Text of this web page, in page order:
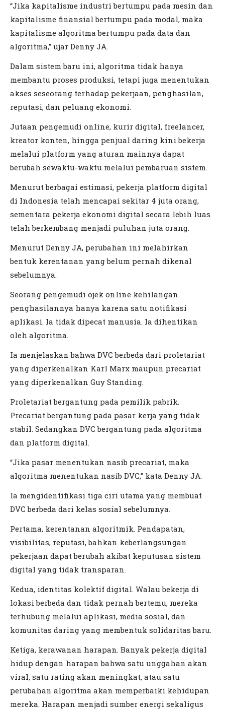
“Jika kapitalisme industri bertumpu pada mesin dan
kapitalisme finansial bertumpu pada modal, maka
kapitalisme algoritma bertumpu pada data dan
algoritma,” ujar Denny JA.
Dalam sistem baru ini, algoritma tidak hanya
membantu proses produksi, tetapi juga menentukan
akses seseorang terhadap pekerjaan, penghasilan,
reputasi, dan peluang ekonomi.
Jutaan pengemudi online, kurir digital, freelancer,
kreator konten, hingga penjual daring kini bekerja
melalui platform yang aturan mainnya dapat
berubah sewaktu-waktu melalui pembaruan sistem.
Menurut berbagai estimasi, pekerja platform digital
di Indonesia telah mencapai sekitar 4 juta orang,
sementara pekerja ekonomi digital secara lebih luas
telah berkembang menjadi puluhan juta orang.
Menurut Denny JA, perubahan ini melahirkan
bentuk kerentanan yang belum pernah dikenal
sebelumnya.
Seorang pengemudi ojek online kehilangan
penghasilannya hanya karena satu notifikasi
aplikasi. Ia tidak dipecat manusia. Ia dihentikan
oleh algoritma.
Ia menjelaskan bahwa DVC berbeda dari proletariat
yang diperkenalkan Karl Marx maupun precariat
yang diperkenalkan Guy Standing.
Proletariat bergantung pada pemilik pabrik.
Precariat bergantung pada pasar kerja yang tidak
stabil. Sedangkan DVC bergantung pada algoritma
dan platform digital.
“Jika pasar menentukan nasib precariat, maka
algoritma menentukan nasib DVC,” kata Denny JA.
Ia mengidentifikasi tiga ciri utama yang membuat
DVC berbeda dari kelas sosial sebelumnya.
Pertama, kerentanan algoritmik. Pendapatan,
visibilitas, reputasi, bahkan keberlangsungan
pekerjaan dapat berubah akibat keputusan sistem
digital yang tidak transparan.
Kedua, identitas kolektif digital. Walau bekerja di
lokasi berbeda dan tidak pernah bertemu, mereka
terhubung melalui aplikasi, media sosial, dan
komunitas daring yang membentuk solidaritas baru.
Ketiga, kerawanan harapan. Banyak pekerja digital
hidup dengan harapan bahwa satu unggahan akan
viral, satu rating akan meningkat, atau satu
perubahan algoritma akan memperbaiki kehidupan
mereka. Harapan menjadi sumber energi sekaligus